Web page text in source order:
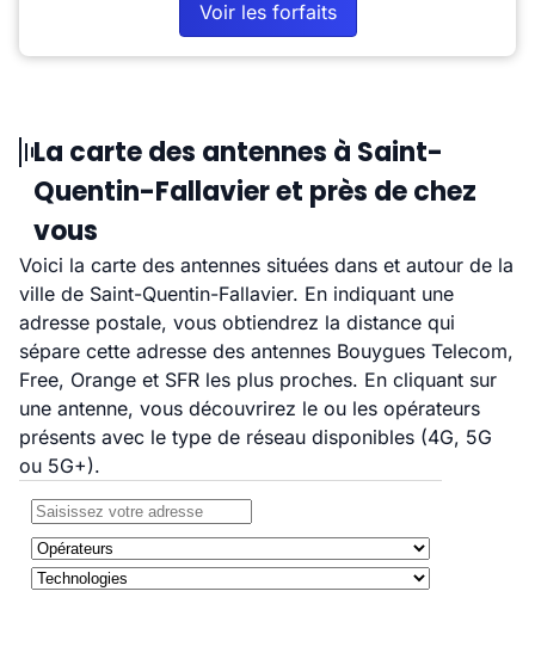
Voir les forfaits
La carte des antennes à Saint-
Quentin-Fallavier et près de chez
vous
Voici la carte des antennes situées dans et autour de la
ville de Saint-Quentin-Fallavier. En indiquant une
adresse postale, vous obtiendrez la distance qui
sépare cette adresse des antennes Bouygues Telecom,
Free, Orange et SFR les plus proches. En cliquant sur
une antenne, vous découvrirez le ou les opérateurs
présents avec le type de réseau disponibles (4G, 5G
ou 5G+).